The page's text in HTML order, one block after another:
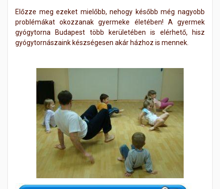
Előzze meg ezeket mielőbb, nehogy később még nagyobb
problémákat okozzanak gyermeke életében! A gyermek
gyógytorna Budapest több kerületében is elérhető, hisz
gyógytornászaink készségesen akár házhoz is mennek.